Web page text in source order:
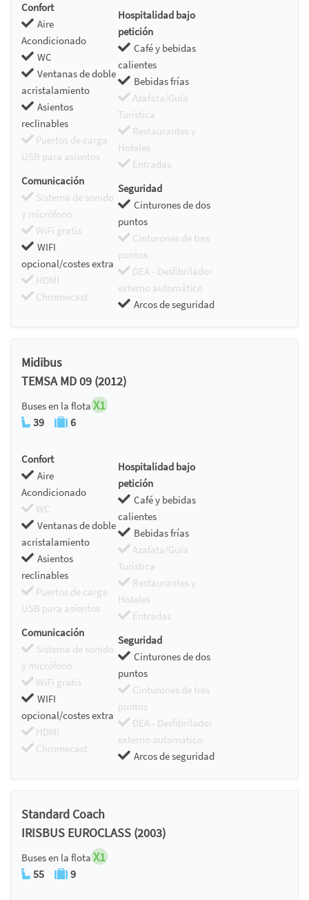
Confort
Aire
Acondicionado
WC
Ventanas de doble
acristalamiento
Asientos
reclinables
Puertos de carga
USB para asientos
Hospitalidad bajo
petición
Café y bebidas
calientes
Bebidas frías
Azafata/Guía
Turística
Restaurantes y
Hoteles
Entradas
Comunicación
Sistema de sonido
y micrófono
WiFi gratis
WIFI
opcional/costes extra
HDMI
Chromecast
Seguridad
Cinturones de dos
puntos
Cinturones de tres
puntos
DEA - Desfibrilador
externo automático
Arcos de seguridad
Midibus
TEMSA MD 09 (2012)
Buses en la flota X1
39 6
Confort
Aire
Acondicionado
WC
Ventanas de doble
acristalamiento
Asientos
reclinables
Puertos de carga
USB para asientos
Hospitalidad bajo
petición
Café y bebidas
calientes
Bebidas frías
Azafata/Guía
Turística
Restaurantes y
Hoteles
Entradas
Comunicación
Sistema de sonido
y micrófono
WiFi gratis
WIFI
opcional/costes extra
HDMI
Chromecast
Seguridad
Cinturones de dos
puntos
Cinturones de tres
puntos
DEA - Desfibrilador
externo automático
Arcos de seguridad
Standard Coach
IRISBUS EUROCLASS (2003)
Buses en la flota X1
55 9